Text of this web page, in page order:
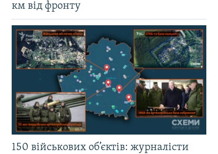
км від фронту
150 військових об’єктів: журналісти